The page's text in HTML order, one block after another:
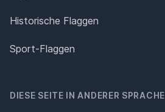
Historische Flaggen
Sport-Flaggen
DIESE SEITE IN ANDERER SPRACHE